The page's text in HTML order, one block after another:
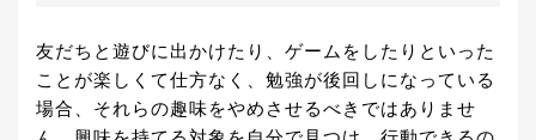
友だちと遊びに出かけたり、ゲームをしたりといった
ことが楽しくて仕方なく、勉強が後回しになっている
場合、それらの趣味をやめさせるべきではありませ